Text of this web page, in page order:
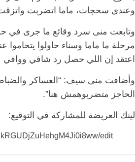
وعندي سحجات، ماما اتضربت
وتابعت منى سرد وقائع ما جرى في
مرحلة ما ماما وسناء حاولوا
اعتقد إن اللي حصل رد شافي ووافي
وأضافت منى سيف: “العساكر والضباط
الحاجز متضربوهمش هنا”.
لينك العريضة للمشاركة في التوقيع:
edit